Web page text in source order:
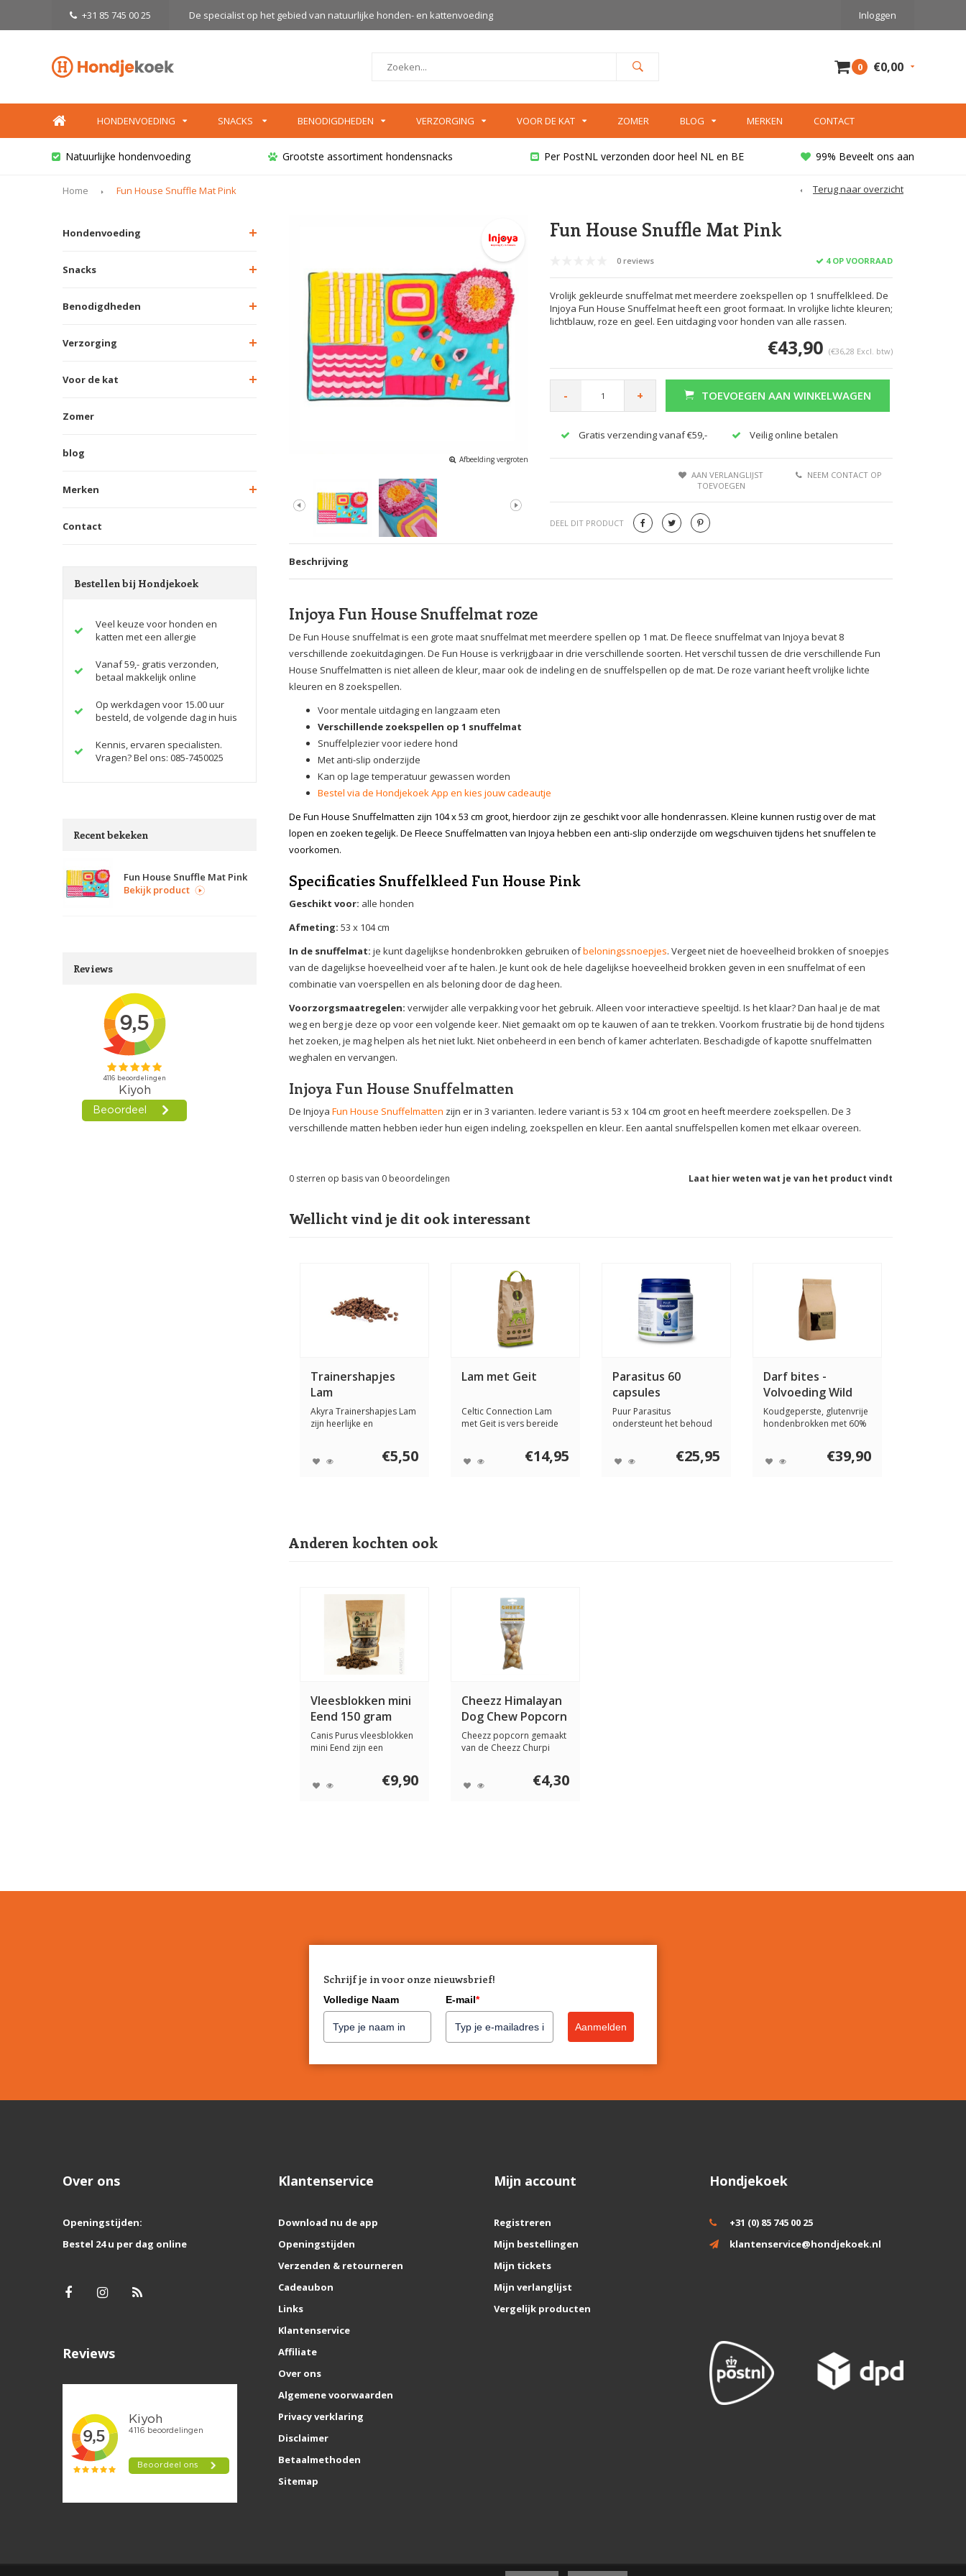
+31 85 745 00 25 De specialist op het gebied van natuurlijke honden- en kattenvoeding Inloggen
0 €0,00
HONDENVOEDING SNACKS BENODIGDHEDEN VERZORGING VOOR DE KAT ZOMER BLOG MERKEN CONTACT
Natuurlijke hondenvoeding Grootste assortiment hondensnacks Per PostNL verzonden door heel NL en BE 99% Beveelt ons aan
Home Fun House Snuffle Mat Pink Terug naar overzicht
Hondenvoeding
Snacks
Benodigdheden
Verzorging
Voor de kat
Zomer
blog
Merken
Contact
Bestellen bij Hondjekoek
Veel keuze voor honden en
katten met een allergie
Vanaf 59,- gratis verzonden,
betaal makkelijk online
Op werkdagen voor 15.00 uur
besteld, de volgende dag in huis
Kennis, ervaren specialisten.
Vragen? Bel ons: 085-7450025
Recent bekeken
Fun House Snuffle Mat Pink
Bekijk product
Reviews
Afbeelding vergroten Afbeelding vergroten
Fun House Snuffle Mat Pink
0 reviews 4 OP VOORRAAD
Vrolijk gekleurde snuffelmat met meerdere zoekspellen op 1 snuffelkleed. De
Injoya Fun House Snuffelmat heeft een groot formaat. In vrolijke lichte kleuren;
lichtblauw, roze en geel. Een uitdaging voor honden van alle rassen.
€43,90 (€36,28 Excl. btw)
- + TOEVOEGEN AAN WINKELWAGEN
Gratis verzending vanaf €59,- Veilig online betalen
AAN VERLANGLIJST
TOEVOEGEN
NEEM CONTACT OP
DEEL DIT PRODUCT
Beschrijving
Injoya Fun House Snuffelmat roze
De Fun House snuffelmat is een grote maat snuffelmat met meerdere spellen op 1 mat. De fleece snuffelmat van Injoya bevat 8
verschillende zoekuitdagingen. De Fun House is verkrijgbaar in drie verschillende soorten. Het verschil tussen de drie verschillende Fun
House Snuffelmatten is niet alleen de kleur, maar ook de indeling en de snuffelspellen op de mat. De roze variant heeft vrolijke lichte
kleuren en 8 zoekspellen.
Voor mentale uitdaging en langzaam eten
Verschillende zoekspellen op 1 snuffelmat
Snuffelplezier voor iedere hond
Met anti-slip onderzijde
Kan op lage temperatuur gewassen worden
Bestel via de Hondjekoek App en kies jouw cadeautje
De Fun House Snuffelmatten zijn 104 x 53 cm groot, hierdoor zijn ze geschikt voor alle hondenrassen. Kleine kunnen rustig over de mat
lopen en zoeken tegelijk. De Fleece Snuffelmatten van Injoya hebben een anti-slip onderzijde om wegschuiven tijdens het snuffelen te
voorkomen.
Specificaties Snuffelkleed Fun House Pink
Geschikt voor: alle honden
Afmeting: 53 x 104 cm
In de snuffelmat: je kunt dagelijkse hondenbrokken gebruiken ofbeloningssnoepjes. Vergeet niet de hoeveelheid brokken of snoepjes
van de dagelijkse hoeveelheid voer af te halen. Je kunt ook de hele dagelijkse hoeveelheid brokken geven in een snuffelmat of een
combinatie van voerspellen en als beloning door de dag heen.
Voorzorgsmaatregelen: verwijder alle verpakking voor het gebruik. Alleen voor interactieve speeltijd. Is het klaar? Dan haal je de mat
weg en berg je deze op voor een volgende keer. Niet gemaakt om op te kauwen of aan te trekken. Voorkom frustratie bij de hond tijdens
het zoeken, je mag helpen als het niet lukt. Niet onbeheerd in een bench of kamer achterlaten. Beschadigde of kapotte snuffelmatten
weghalen en vervangen.
Injoya Fun House Snuffelmatten
De Injoya Fun House Snuffelmatten zijn er in 3 varianten. Iedere variant is 53 x 104 cm groot en heeft meerdere zoekspellen. De 3
verschillende matten hebben ieder hun eigen indeling, zoekspellen en kleur. Een aantal snuffelspellen komen met elkaar overeen.
Laat hier weten wat je van het product vindt
0 sterren op basis van 0 beoordelingen
Wellicht vind je dit ook interessant
Trainershapjes
Lam
Akyra Trainershapjes Lam
zijn heerlijke en
€5,50
Lam met Geit
Celtic Connection Lam
met Geit is vers bereide
€14,95
Parasitus 60
capsules
Puur Parasitus
ondersteunt het behoud
€25,95
Darf bites -
Volvoeding Wild
Koudgeperste, glutenvrije
hondenbrokken met 60%
€39,90
Anderen kochten ook
Vleesblokken mini
Eend 150 gram
Canis Purus vleesblokken
mini Eend zijn een
€9,90
Cheezz Himalayan
Dog Chew Popcorn
Cheezz popcorn gemaakt
van de Cheezz Churpi
€4,30
Schrijf je in voor onze nieuwsbrief!
Volledige Naam E-mail*
Aanmelden
Over ons
Openingstijden:
Bestel 24 u per dag online
Reviews
Klantenservice
Download nu de app
Openingstijden
Verzenden & retourneren
Cadeaubon
Links
Klantenservice
Affiliate
Over ons
Algemene voorwaarden
Privacy verklaring
Disclaimer
Betaalmethoden
Sitemap
Mijn account
Registreren
Mijn bestellingen
Mijn tickets
Mijn verlanglijst
Vergelijk producten
Hondjekoek
+31 (0) 85 745 00 25
klantenservice@hondjekoek.nl